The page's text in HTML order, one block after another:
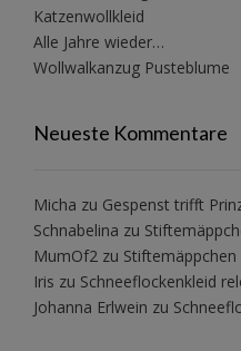
Katzenwollkleid
Alle Jahre wieder…
Wollwalkanzug Pusteblume
Neueste Kommentare
Micha zu Gespenst trifft
Schnabelina zu
MumOf2 zu Stiftemäppchen
Iris zu Schneeflockenkleid
Johanna Erlwein zu